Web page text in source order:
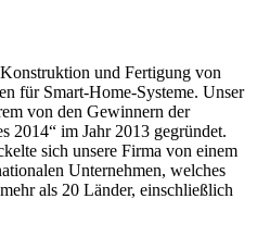
und Fertigung von
für Smart-Home-Systeme. Unser
von den Gewinnern der
2014“ im Jahr 2013 gegründet.
sich unsere Firma von einem
Unternehmen, welches
als 20 Länder, einschließlich